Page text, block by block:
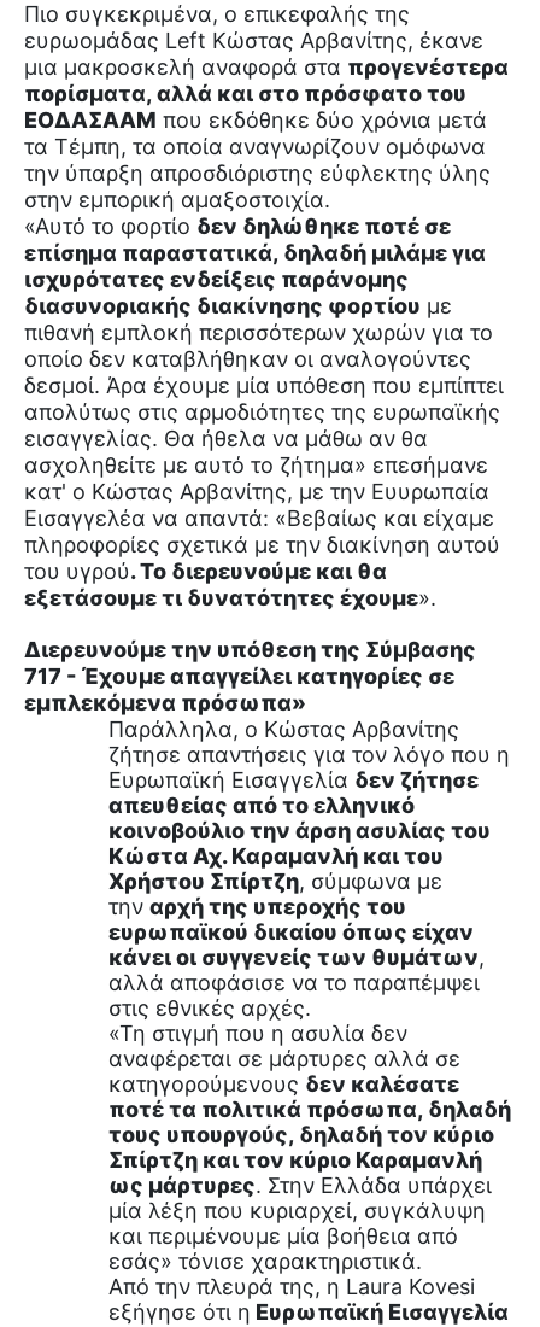
Πιο συγκεκριμένα, ο επικεφαλής της
ευρωομάδας Left Κώστας Αρβανίτης, έκανε
μια μακροσκελή αναφορά στα προγενέστερα
πορίσματα, αλλά και στο πρόσφατο του
ΕΟΔΑΣΑΑΜ που εκδόθηκε δύο χρόνια μετά
τα Τέμπη, τα οποία αναγνωρίζουν ομόφωνα
την ύπαρξη απροσδιόριστης εύφλεκτης ύλης
στην εμπορική αμαξοστοιχία.
«Αυτό το φορτίο δεν δηλώθηκε ποτέ σε
επίσημα παραστατικά, δηλαδή μιλάμε για
ισχυρότατες ενδείξεις παράνομης
διασυνοριακής διακίνησης φορτίου με
πιθανή εμπλοκή περισσότερων χωρών για το
οποίο δεν καταβλήθηκαν οι αναλογούντες
δεσμοί. Άρα έχουμε μία υπόθεση που εμπίπτει
απολύτως στις αρμοδιότητες της ευρωπαϊκής
εισαγγελίας. Θα ήθελα να μάθω αν θα
ασχοληθείτε με αυτό το ζήτημα» επεσήμανε
κατ' ο Κώστας Αρβανίτης, με την Ευυρωπαία
Εισαγγελέα να απαντά: «Βεβαίως και είχαμε
πληροφορίες σχετικά με την διακίνηση αυτού
του υγρού. Το διερευνούμε και θα
εξετάσουμε τι δυνατότητες έχουμε».
Διερευνούμε την υπόθεση της Σύμβασης
717 - Έχουμε απαγγείλει κατηγορίες σε
εμπλεκόμενα πρόσωπα»
Παράλληλα, ο Κώστας Αρβανίτης
ζήτησε απαντήσεις για τον λόγο που η
Ευρωπαϊκή Εισαγγελία δεν ζήτησε
απευθείας από το ελληνικό
κοινοβούλιο την άρση ασυλίας του
Κώστα Αχ. Καραμανλή και του
Χρήστου Σπίρτζη, σύμφωνα με
την αρχή της υπεροχής του
ευρωπαϊκού δικαίου όπως είχαν
κάνει οι συγγενείς των θυμάτων,
αλλά αποφάσισε να το παραπέμψει
στις εθνικές αρχές.
«Τη στιγμή που η ασυλία δεν
αναφέρεται σε μάρτυρες αλλά σε
κατηγορούμενους δεν καλέσατε
ποτέ τα πολιτικά πρόσωπα, δηλαδή
τους υπουργούς, δηλαδή τον κύριο
Σπίρτζη και τον κύριο Καραμανλή
ως μάρτυρες. Στην Ελλάδα υπάρχει
μία λέξη που κυριαρχεί, συγκάλυψη
και περιμένουμε μία βοήθεια από
εσάς» τόνισε χαρακτηριστικά.
Από την πλευρά της, η Laura Kovesi
εξήγησε ότι η Ευρωπαϊκή Εισαγγελία